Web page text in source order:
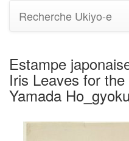
Recherche Ukiyo-e
Estampe
Iris Leaves for
Yamada Ho_gyoku